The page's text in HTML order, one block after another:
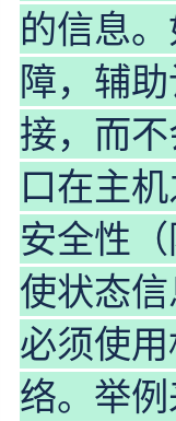
的信息
障，辅
接，而
口在主
安全性
使状态
必须使
络。举